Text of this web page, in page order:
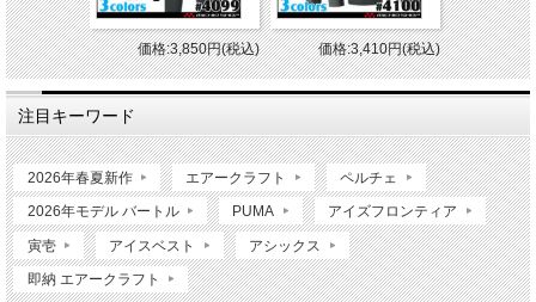
価格:3,850円(税込) 価格:3,410円(税込)
注目キーワード
2026年春夏新作 エアークラフト ペルチェ
2026年モデル バートル PUMA アイズフロンティア
寅壱 アイスベスト アシックス
即納 エアークラフト